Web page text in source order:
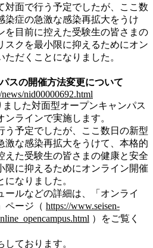
対面で行う予定でしたが、ここ数
染症の急激な感染再拡大をうけ
を目前に控えた受験生の皆さまの
スクを最小限に抑えるためにオン
だくことになりました。
スの開催方法変更について
nid00000692.html
した対面型オープンキャンパス
ラインで実施します。
う予定でしたが、ここ数日の新型
激な感染再拡大をうけて、本格的
えた受験生の皆さまの健康と安全
限に抑えるためにオンライン開催
なりました。
ールなどの詳細は、「オンライ
ページ（ https://www.seisen-
）をご覧く
ております。